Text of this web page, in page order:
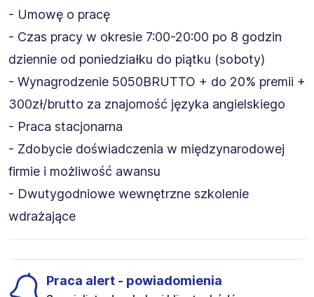
- Umowę o pracę
- Czas pracy w okresie 7:00-20:00 po 8 godzin
dziennie od poniedziałku do piątku (soboty)
- Wynagrodzenie 5050BRUTTO + do 20% premii +
300zł/brutto za znajomość języka angielskiego
- Praca stacjonarna
- Zdobycie doświadczenia w międzynarodowej
firmie i możliwość awansu
- Dwutygodniowe wewnętrzne szkolenie
wdrażające
Praca alert - powiadomienia